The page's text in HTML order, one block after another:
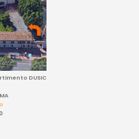
DUSIC